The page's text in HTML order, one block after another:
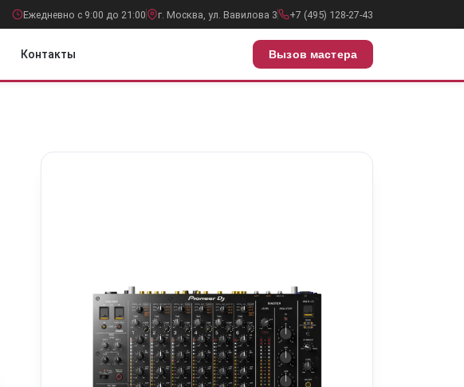
Ежедневно с 9:00 до 21:00 г. Москва, ул. Вавилова 3 +7 (495) 128-27-43
Контакты Вызов мастера